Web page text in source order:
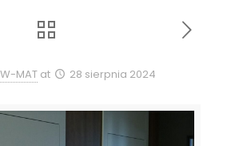
MAT at 28 sierpnia 2024